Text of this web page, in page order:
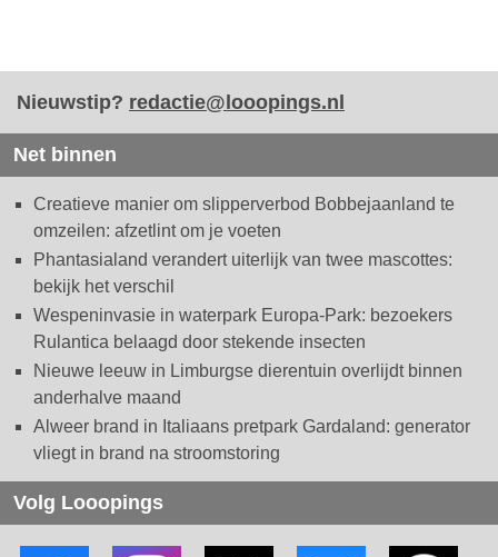
Nieuwstip? redactie@looopings.nl
Net binnen
Creatieve manier om slipperverbod Bobbejaanland te
omzeilen: afzetlint om je voeten
Phantasialand verandert uiterlijk van twee mascottes:
bekijk het verschil
Wespeninvasie in waterpark Europa-Park: bezoekers
Rulantica belaagd door stekende insecten
Nieuwe leeuw in Limburgse dierentuin overlijdt binnen
anderhalve maand
Alweer brand in Italiaans pretpark Gardaland: generator
vliegt in brand na stroomstoring
Volg Looopings